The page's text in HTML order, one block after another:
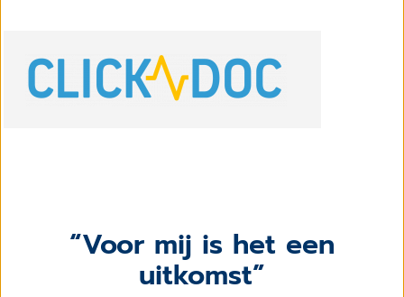
Voor mij is het een
uitkomst